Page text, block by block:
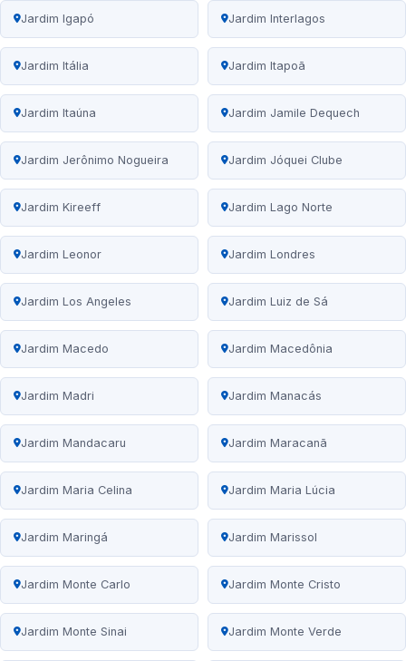
Jardim Igapó Jardim Interlagos
Jardim Itália Jardim Itapoã
Jardim Itaúna Jardim Jamile Dequech
Jardim Jerônimo Nogueira Jardim Jóquei Clube
Jardim Kireeff Jardim Lago Norte
Jardim Leonor Jardim Londres
Jardim Los Angeles Jardim Luiz de Sá
Jardim Macedo Jardim Macedônia
Jardim Madri Jardim Manacás
Jardim Mandacaru Jardim Maracanã
Jardim Maria Celina Jardim Maria Lúcia
Jardim Maringá Jardim Marissol
Jardim Monte Carlo Jardim Monte Cristo
Jardim Monte Sinai Jardim Monte Verde